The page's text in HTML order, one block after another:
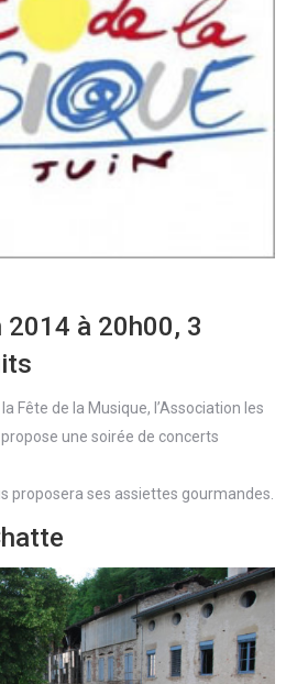
à 20h00, 3
Fête de la Musique, l’Association les
une soirée de concerts
proposera ses assiettes gourmandes.